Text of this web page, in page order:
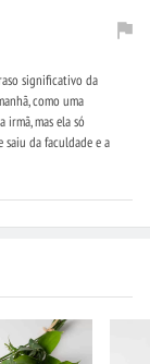
significativo da
como uma
mas ela só
saiu da faculdade e a